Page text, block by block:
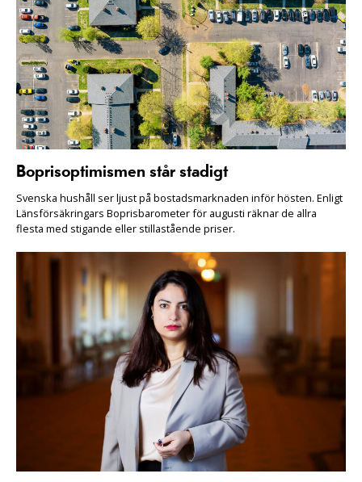
Boprisoptimismen står stadigt
Svenska hushåll ser ljust på bostadsmarknaden inför hösten. Enligt
Länsförsäkringars Boprisbarometer för augusti räknar de allra
flesta med stigande eller stillastående priser.